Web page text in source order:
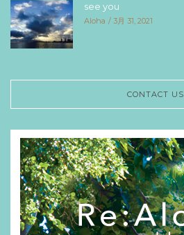
see you
Aloha 3月 31, 2021
CONTACT US